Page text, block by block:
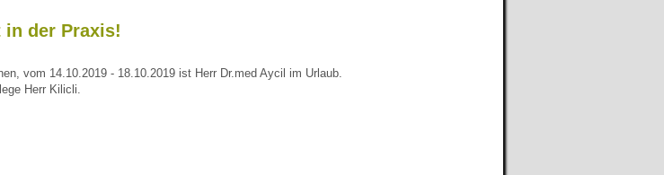
in der Praxis!
vom 14.10.2019 - 18.10.2019 ist Herr Dr.med Aycil im Urlaub.
Herr Kilicli.